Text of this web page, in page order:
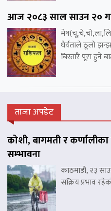
आज २०८३ साल साउन २०
धैर्यताले ठूलो
बिस्तारै पूरा हुने
ताजा अपडेट
कोशी, बागमती र कर्णालीका
सम्भावना
काठमाडौं, २३
सक्रिय प्रभाव